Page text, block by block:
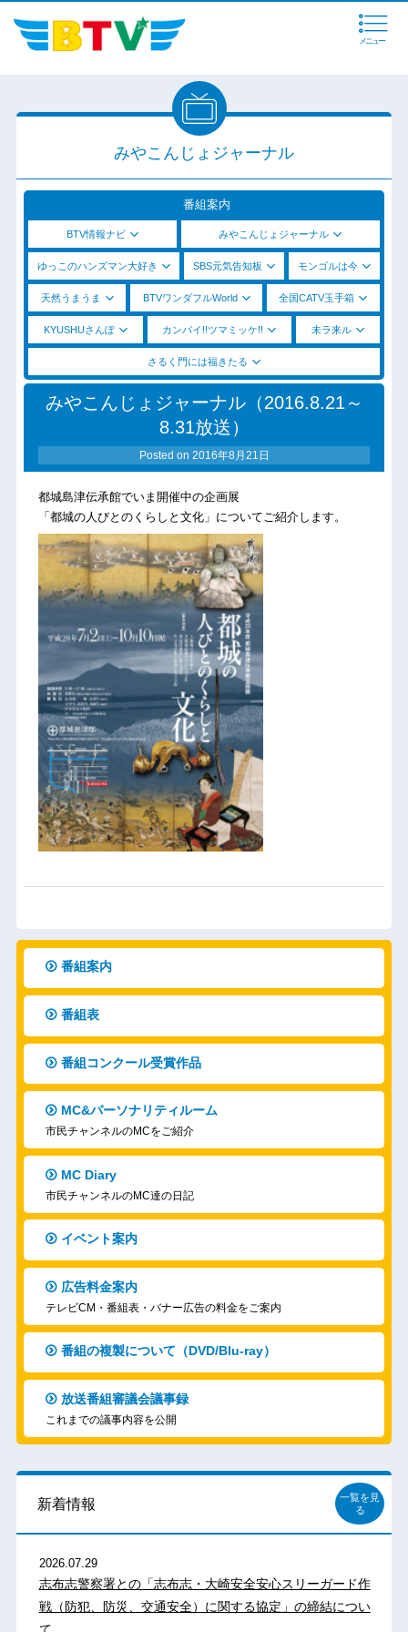
メニュー
みやこんじょジャーナル
番組案内
BTV情報ナビ みやこんじょジャーナル
ゆっこのハンズマン大好き SBS元気告知板 モンゴルは今
天然うまうま BTVワンダフルWorld 全国CATV玉手箱
KYUSHUさんぽ カンパイ!!ツマミッケ!! 未ラ来ル
さるく門には福きたる
みやこんじょジャーナル（2016.8.21～
8.31放送）
Posted on 2016年8月21日
都城島津伝承館でいま開催中の企画展
「都城の人びとのくらしと文化」についてご紹介します。
番組案内
番組表
番組コンクール受賞作品
MC&パーソナリティルーム
市民チャンネルのMCをご紹介
MC Diary
市民チャンネルのMC達の日記
イベント案内
広告料金案内
テレビCM・番組表・バナー広告の料金をご案内
番組の複製について（DVD/Blu-ray）
放送番組審議会議事録
これまでの議事内容を公開
新着情報
一覧を見
る
2026.07.29
志布志警察署との「志布志・大崎安全安心スリーガード作
戦（防犯、防災、交通安全）に関する協定」の締結につい